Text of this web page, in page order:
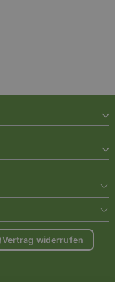
Vertrag widerrufen